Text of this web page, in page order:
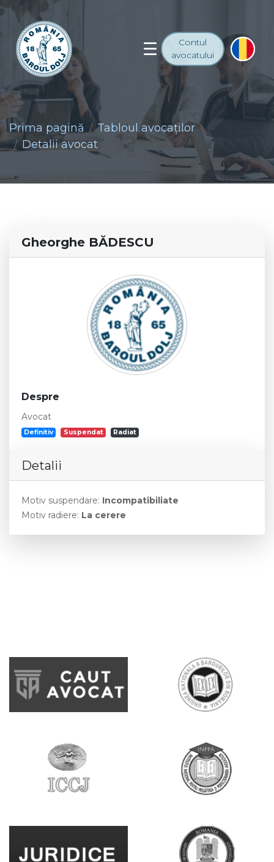
Contul
avocatului
Prima pagină
Tabloul avocaţilor
Detalii avocat
Gheorghe BĂDESCU
Despre
Avocat
Definitiv Suspendat Radiat
Detalii
Motiv suspendare: Incompatibiliate
Motiv radiere: La cerere